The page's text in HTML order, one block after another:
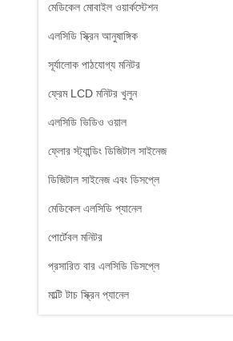
মেডিকেল মোবাইল ওয়ার্কস্টেশন
এলসিডি স্ক্রিন আনুষাঙ্গিক
সূর্যালোক পাঠযোগ্য মনিটর
ফ্রেম LCD মনিটর খুলুন
এলসিডি ভিডিও ওয়াল
ফ্লোর স্ট্যান্ডিং ডিজিটাল সাইনেজ
ডিজিটাল সাইনেজ এবং ডিসপ্লে
মেডিকেল এলসিডি প্যানেল
পোর্টেবল মনিটর
প্রসারিত বার এলসিডি ডিসপ্লে
মাল্টি টাচ স্ক্রিন প্যানেল